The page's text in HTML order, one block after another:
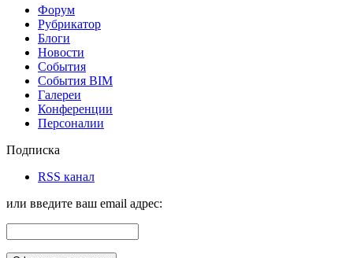
Форум
Рубрикатор
Блоги
Новости
События
События BIM
Галереи
Конференции
Персоналии
Подписка
RSS канал
или введите ваш email адрес: